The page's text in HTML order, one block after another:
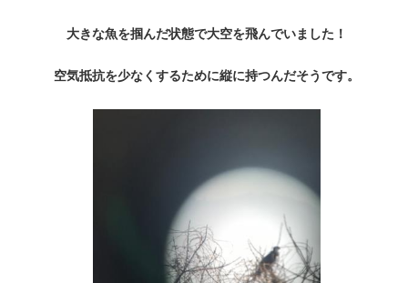
大きな魚を掴んだ状態で大空を飛んでいました！
空気抵抗を少なくするために縦に持つんだそうです。